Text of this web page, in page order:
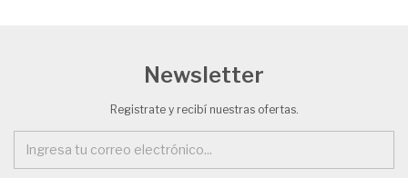
Newsletter
Registrate y recibí nuestras ofertas.